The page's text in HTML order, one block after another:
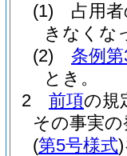
(1)
占用
きなくな
(2)
条例
とき。
2
前項の規
その事実
(第5号様式)